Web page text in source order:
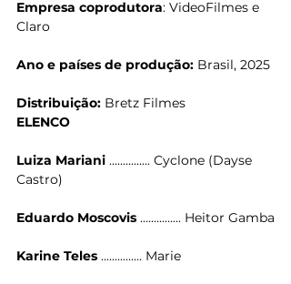
Empresa coprodutora: VideoFilmes e
Claro
Ano e países de produção: Brasil, 2025
Distribuição: Bretz Filmes
ELENCO
Luiza Mariani ............... Cyclone (Dayse
Castro)
Eduardo Moscovis ............... Heitor Gamba
Karine Teles ............... Marie